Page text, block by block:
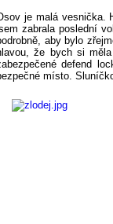
je malá vesnička.
zabrala poslední
aby bylo
že bych si
defend
místo.